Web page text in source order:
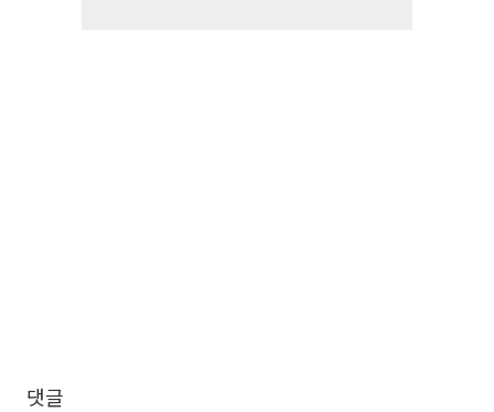
댓글